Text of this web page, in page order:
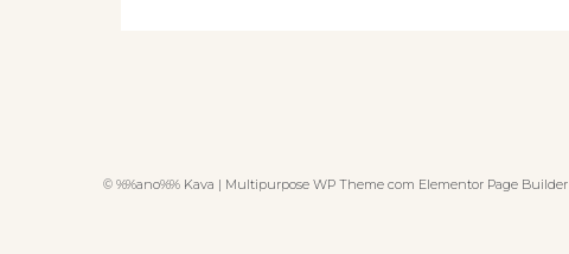
© %%ano%% Kava | Multipurpose WP Theme com Elementor Page Builder